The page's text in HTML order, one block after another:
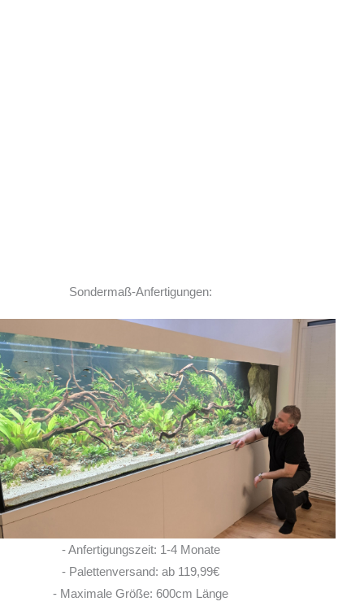
Ich habe vor einem Jahr zwei
Rochen hier erworben. Von Anfang bis Ende
habe ich eine super kompetente und ehrliche
Beratung erhalten! Auch im Nachgang bei
Fragen, habe ich immer
... MEHR
LISA ROHRLACHE
10. JUNI 2026
Sondermaß-Anfertigungen:
- Anfertigungszeit: 1-4 Monate
- Palettenversand: ab 119,99€
- Maximale Größe: 600cm Länge